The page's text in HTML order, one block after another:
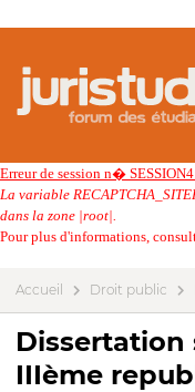
Erreur de session n�
La variable
dans la zone |root|.
Pour plus d'informations,
Accueil Droit public
Dissertation
IIIème